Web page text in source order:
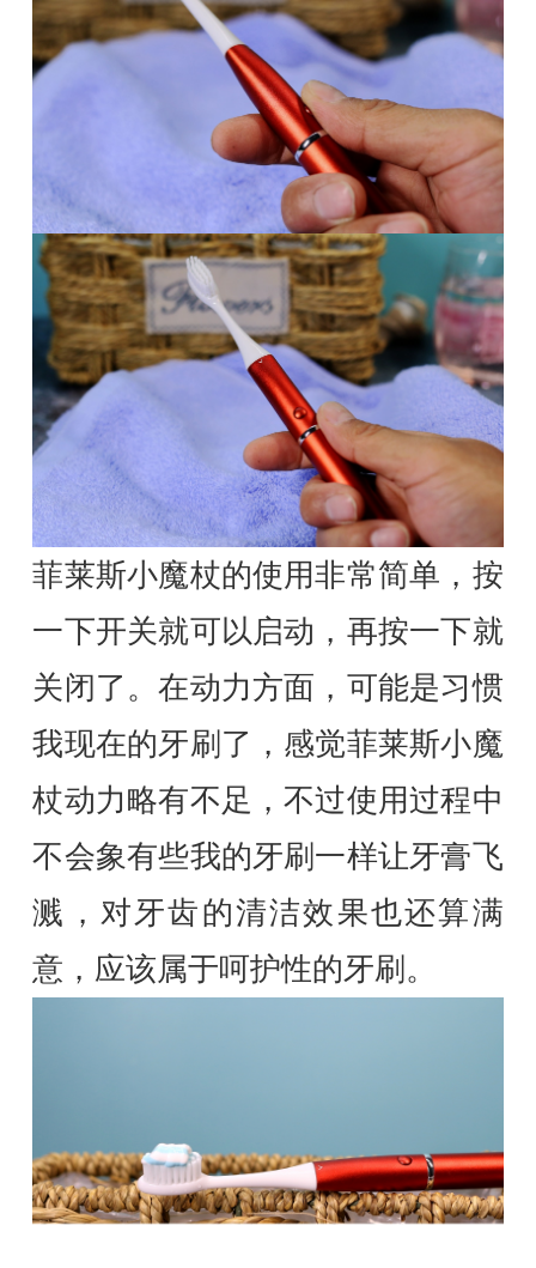
菲莱斯小魔杖的使用非常简单，按
一下开关就可以启动，再按一下就
关闭了。在动力方面，可能是习惯
我现在的牙刷了，感觉菲莱斯小魔
杖动力略有不足，不过使用过程中
不会象有些我的牙刷一样让牙膏飞
溅，对牙齿的清洁效果也还算满
意，应该属于呵护性的牙刷。